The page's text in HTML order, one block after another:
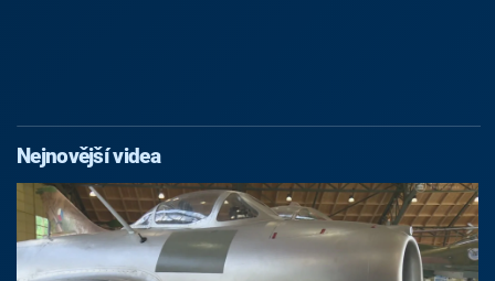
Nejnovější videa